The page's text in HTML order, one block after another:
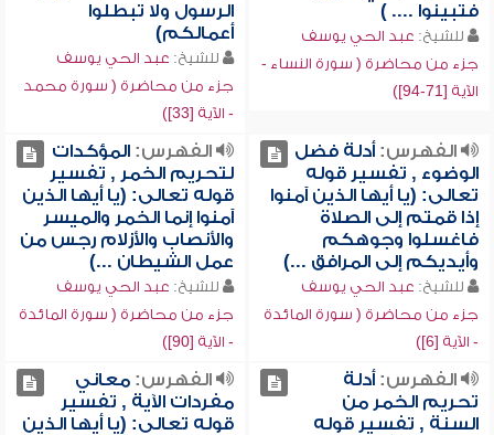
فتبينوا .... )
للشيخ: عبد الحي يوسف
جزء من محاضرة ( سورة النساء -
الآية [71-94])
الرسول ولا تبطلوا
أعمالكم)
للشيخ: عبد الحي يوسف
جزء من محاضرة ( سورة محمد
- الآية [33])
الفهرس:أدلة فضل
الوضوء , تفسير قوله
تعالى: (يا أيها الذين آمنوا
إذا قمتم إلى الصلاة
فاغسلوا وجوهكم
وأيديكم إلى المرافق ...)
للشيخ: عبد الحي يوسف
جزء من محاضرة ( سورة المائدة
- الآية [6])
الفهرس:المؤكدات
لتحريم الخمر , تفسير
قوله تعالى: (يا أيها الذين
آمنوا إنما الخمر والميسر
والأنصاب والأزلام رجس من
عمل الشيطان ...)
للشيخ: عبد الحي يوسف
جزء من محاضرة ( سورة المائدة
- الآية [90])
الفهرس:أدلة
تحريم الخمر من
السنة , تفسير قوله
الفهرس:معاني
مفردات الآية , تفسير
قوله تعالى: (يا أيها الذين